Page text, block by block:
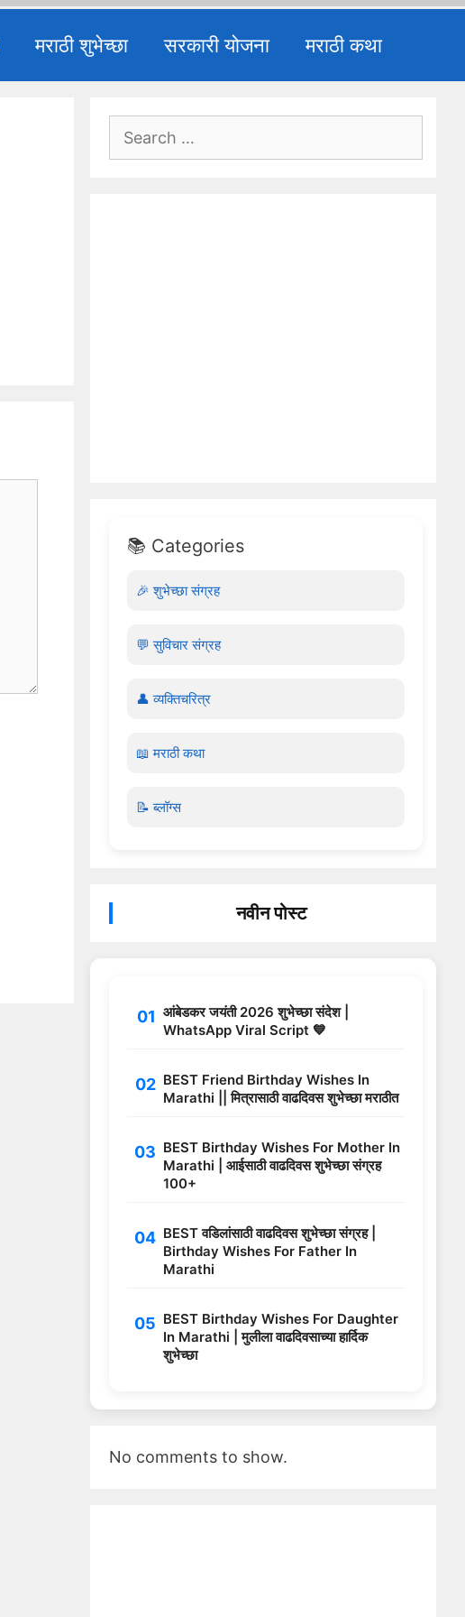
मराठी शुभेच्छा सरकारी योजना मराठी कथा
Search
for:
📚 Categories
🎉 शुभेच्छा संग्रह
💬 सुविचार संग्रह
👤 व्यक्तिचरित्र
📖 मराठी कथा
📝 ब्लॉग्स
नवीन पोस्ट
आंबेडकर जयंती 2026 शुभेच्छा संदेश |
WhatsApp Viral Script 💙
BEST Friend Birthday Wishes In
Marathi || मित्रासाठी वाढदिवस शुभेच्छा मराठीत
BEST Birthday Wishes For Mother In
Marathi | आईसाठी वाढदिवस शुभेच्छा संग्रह
100+
BEST वडिलांसाठी वाढदिवस शुभेच्छा संग्रह |
Birthday Wishes For Father In
Marathi
BEST Birthday Wishes For Daughter
In Marathi | मुलीला वाढदिवसाच्या हार्दिक
शुभेच्छा
No comments to show.